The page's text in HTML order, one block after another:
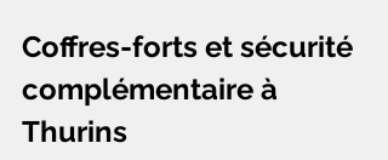
Coffres-forts et sécurité
complémentaire à
Thurins